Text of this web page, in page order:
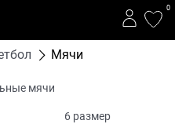
0
Мячи
мячи
6 размер